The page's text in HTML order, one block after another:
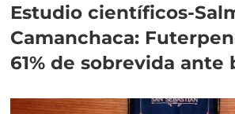
Estudio científicos-
Camanchaca:
61% de sobrevida ante